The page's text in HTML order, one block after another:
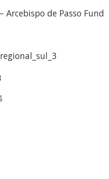
Arcebispo de Passo Fund